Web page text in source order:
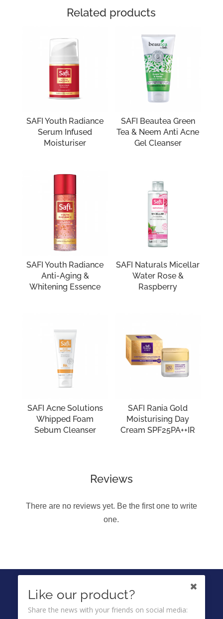
Related products
SAFI Youth Radiance
Serum Infused
Moisturiser
SAFI Beautea Green
Tea & Neem Anti Acne
Gel Cleanser
SAFI Youth Radiance
Anti-Aging &
Whitening Essence
SAFI Naturals Micellar
Water Rose &
Raspberry
SAFI Acne Solutions
Whipped Foam
Sebum Cleanser
SAFI Rania Gold
Moisturising Day
Cream SPF25PA++IR
Reviews
There are no reviews yet. Be the first one to write
one.
IKUTI KAMI DI
Like our product?
Share the news with your friends on social media: